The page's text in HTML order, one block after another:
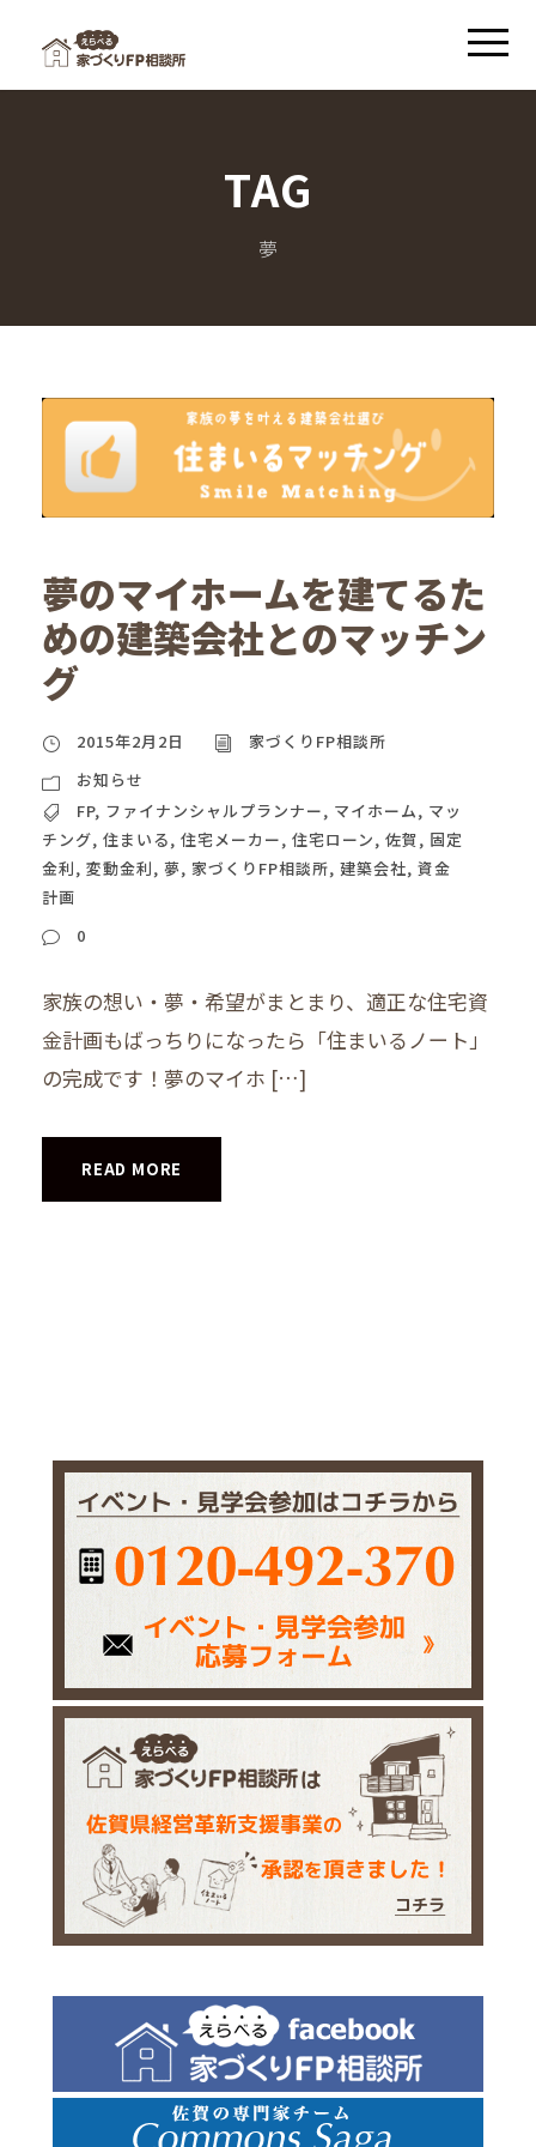
TAG
夢
夢のマイホームを建てるた
めの建築会社とのマッチン
グ
2015年2月2日
家づくりFP相談所
お知らせ
FP, ファイナンシャルプランナー, マイホーム, マッ
チング, 住まいる, 住宅メーカー, 住宅ローン, 佐賀, 固定
金利, 変動金利, 夢, 家づくりFP相談所, 建築会社, 資金
計画
0
家族の想い・夢・希望がまとまり、適正な住宅資
金計画もばっちりになったら「住まいるノート」
の完成です！夢のマイホ […]
READ MORE